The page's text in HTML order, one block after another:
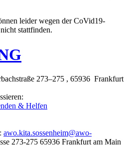
leider wegen der CoVid19-
stattfinden.
273–275 , 65936 Frankfurt
& Helfen
awo.kita.sossenheim@awo-
273-275 65936 Frankfurt am Main